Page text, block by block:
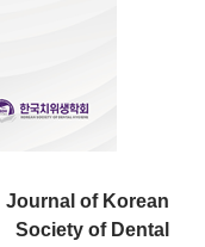
Journal of Korean
Society of Dental